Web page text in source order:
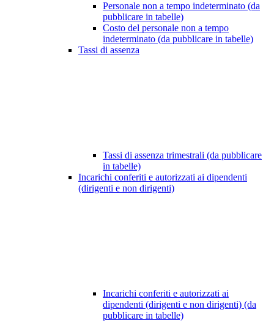
Personale non a tempo indeterminato (da
pubblicare in tabelle)
Costo del personale non a tempo
indeterminato (da pubblicare in tabelle)
Tassi di assenza
Tassi di assenza trimestrali (da pubblicare
in tabelle)
Incarichi conferiti e autorizzati ai dipendenti
(dirigenti e non dirigenti)
Incarichi conferiti e autorizzati ai
dipendenti (dirigenti e non dirigenti) (da
pubblicare in tabelle)